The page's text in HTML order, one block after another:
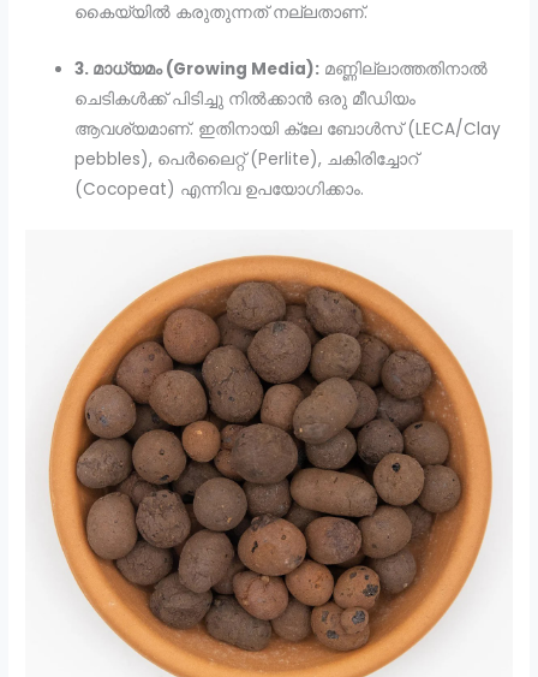
കൈയ്യിൽ കരുതുന്നത് നല്ലതാണ്.
3. മാധ്യമം (Growing Media): മണ്ണില്ലാത്തതിനാൽ
ചെടികൾക്ക് പിടിച്ചു നിൽക്കാൻ ഒരു മീഡിയം
ആവശ്യമാണ്. ഇതിനായി ക്ലേ ബോൾസ് (LECA/Clay
pebbles), പെർലൈറ്റ് (Perlite), ചകിരിച്ചോറ്
(Cocopeat) എന്നിവ ഉപയോഗിക്കാം.